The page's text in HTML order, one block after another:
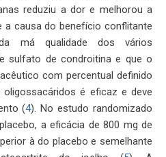
reduziu a dor e melhorou a
a causa do benefício conflitante
má qualidade dos vários
sulfato de condroitina e que o
com percentual definido
é eficaz e deve
(4). No estudo randomizado
a eficácia de 800 mg de
à do placebo e semelhante